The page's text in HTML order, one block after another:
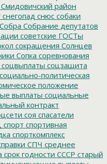
Смидовичский район
снегопад снюс собаки
Собра Собрание депутатов
советские ГОСТы
сокращения Солнцев
Сопка соревнования
соцвыплаты соцзащита
социально-политическая
положение
выплаты социальные
контракт
соя спасатели
спорт спортивная
спорткомплекс
СПЧ среднее
срок годности СССР старый